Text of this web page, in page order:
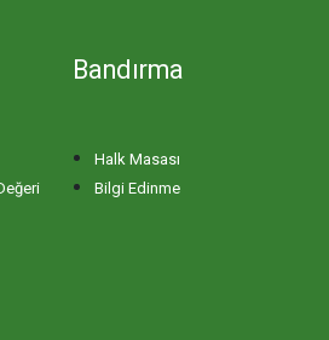
Bandırma
Halk Masası
Bilgi Edinme